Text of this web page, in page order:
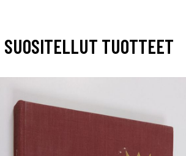
SUOSITELLUT TUOTTEET